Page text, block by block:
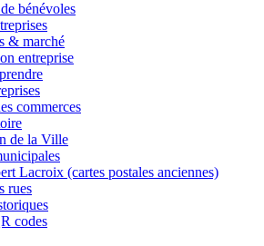
bénévoles
& marché
entreprise
commerces
de la Ville
Lacroix (cartes postales anciennes)
rues
codes